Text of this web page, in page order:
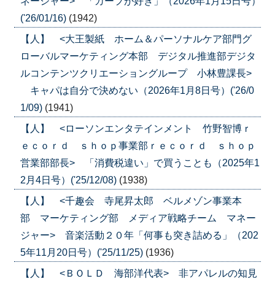
('26/01/16) (1942)
【人】 <大王製紙 ホーム＆パーソナルケア部門グ
ローバルマーケティング本部 デジタル推進部デジタ
ルコンテンツクリエーショングループ 小林豊課長>
キャパは自分で決めない（2026年1月8日号）('26/0
1/09) (1941)
【人】 <ローソンエンタテインメント 竹野智博ｒ
ｅｃｏｒｄ ｓｈｏｐ事業部ｒｅｃｏｒｄ ｓｈｏｐ
営業部部長> 「消費税違い」で買うことも（2025年1
2月4日号）('25/12/08) (1938)
【人】 <千趣会 寺尾昇太郎 ベルメゾン事業本
部 マーケティング部 メディア戦略チーム マネー
ジャー> 音楽活動２０年「何事も突き詰める」（202
5年11月20日号）('25/11/25) (1936)
【人】 <ＢＯＬＤ 海部洋代表> 非アパレルの知見